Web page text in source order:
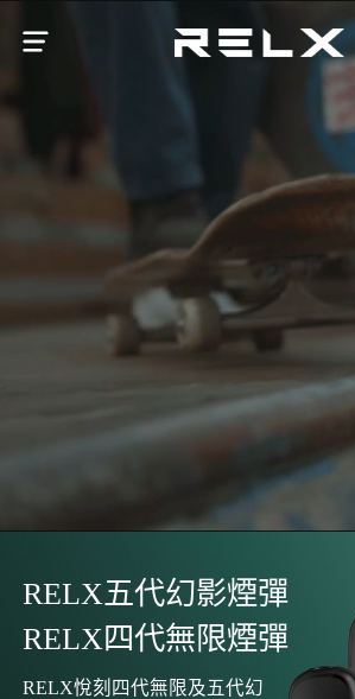

RELX五代幻影煙彈
RELX四代無限煙彈
RELX悅刻四代無限及五代幻